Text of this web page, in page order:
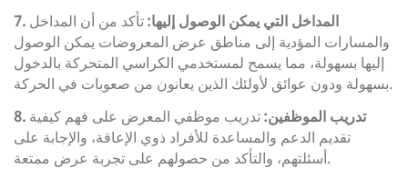
7. المداخل التي يمكن الوصول إليها:تأكد من أن المداخل
والمسارات المؤدية إلى مناطق عرض المعروضات يمكن الوصول
إليها بسهولة، مما يسمح لمستخدمي الكراسي المتحركة بالدخول
بسهولة ودون عوائق لأولئك الذين يعانون من صعوبات في الحركة.
8. تدريب الموظفين:تدريب موظفي المعرض على فهم كيفية
تقديم الدعم والمساعدة للأفراد ذوي الإعاقة، والإجابة على
أسئلتهم، والتأكد من حصولهم على تجربة عرض ممتعة.